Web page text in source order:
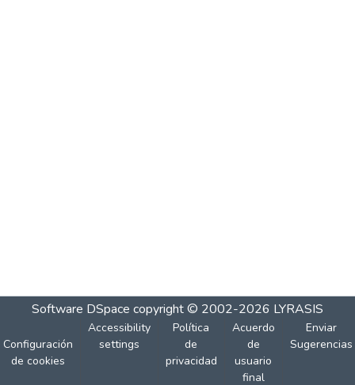
Software DSpace copyright © 2002-2026 LYRASIS
Configuración
de cookies
Accessibility
settings
Política
de
privacidad
Acuerdo
de
usuario
final
Enviar
Sugerencias